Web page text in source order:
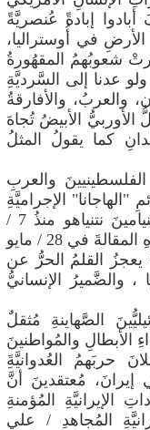
أبادوا إبادةً عُنصريَّةً
في أُوستراليا،
شعوبُهمُ المقهُورةُ
عدنا إلى السَّرديَّةِ
والعربُ، والأفارقةُ
الأوربيُّ الأبيضُ تُجاهَ
كما يقولُ المثلُ
الفلسطينيينَ والعربِ
"الهاجانا" الإجراميَّةِ
حَتَّى مذابحِ عصاباتِ مُجرمِ الحربِ / بنيامينَ نتنياهو منذُ 7 /
أكتوبر / 2023 م ، وحتى لحظةِ كتابتِنا هَذِهِ المقالةَ في 28 / مايو
يعجزُ القلمُ الحرُّ عن
والضَّميرُ الإنسانيُّ
الصَّهاينةِ مُثقلٌ
الأبطالِ والمُواطنينَ
حربَهمُ العُدوانيَّةَِ
إيرانَ، مُعتقدينَ أنَّ
الإيرانيَّةِ المُؤمنةِ
المُجاهدِ / علي